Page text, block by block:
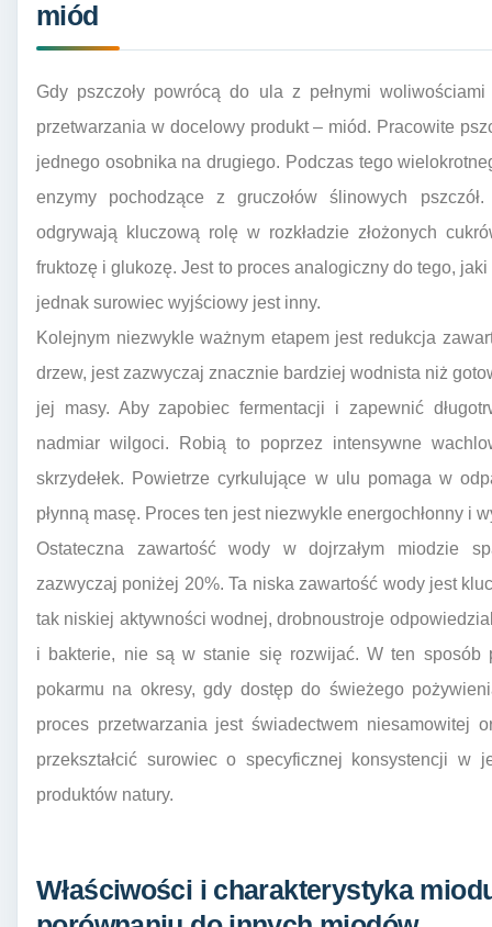
miód
Gdy pszczoły powrócą do ula z pełnymi
przetwarzania w docelowy produkt – miód. Pracowite
jednego osobnika na drugiego. Podczas tego
enzymy pochodzące z gruczołów ślinowych
odgrywają kluczową rolę w rozkładzie złożonych
fruktozę i glukozę. Jest to proces analogiczny do tego,
jednak surowiec wyjściowy jest inny.
Kolejnym niezwykle ważnym etapem jest redukcja
drzew, jest zazwyczaj znacznie bardziej wodnista niż
jej masy. Aby zapobiec fermentacji i zapewnić
nadmiar wilgoci. Robią to poprzez intensywne
skrzydełek. Powietrze cyrkulujące w ulu pomaga w
płynną masę. Proces ten jest niezwykle energochłonny i
Ostateczna zawartość wody w dojrzałym miodzie
zazwyczaj poniżej 20%. Ta niska zawartość wody jest
tak niskiej aktywności wodnej, drobnoustroje
i bakterie, nie są w stanie się rozwijać. W ten sposób
pokarmu na okresy, gdy dostęp do świeżego
proces przetwarzania jest świadectwem niesamowitej
przekształcić surowiec o specyficznej konsystencji w
produktów natury.
Właściwości i charakterystyka